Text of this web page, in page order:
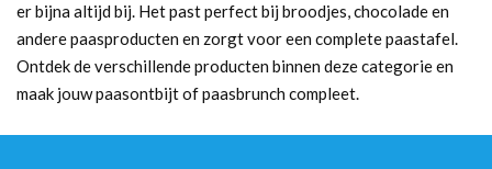
er bijna altijd bij. Het past perfect bij broodjes, chocolade en
andere paasproducten en zorgt voor een complete paastafel.
Ontdek de verschillende producten binnen deze categorie en
maak jouw paasontbijt of paasbrunch compleet.